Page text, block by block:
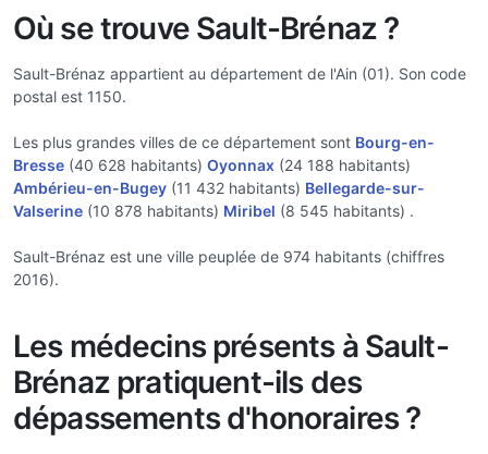
Où se trouve Sault-Brénaz ?
Sault-Brénaz appartient au département de l'Ain (01). Son code
postal est 1150.
Les plus grandes villes de ce département sont Bourg-en-
Bresse (40 628 habitants) Oyonnax (24 188 habitants)
Ambérieu-en-Bugey (11 432 habitants) Bellegarde-sur-
Valserine (10 878 habitants) Miribel (8 545 habitants) .
Sault-Brénaz est une ville peuplée de 974 habitants (chiffres
2016).
Les médecins présents à Sault-
Brénaz pratiquent-ils des
dépassements d'honoraires ?